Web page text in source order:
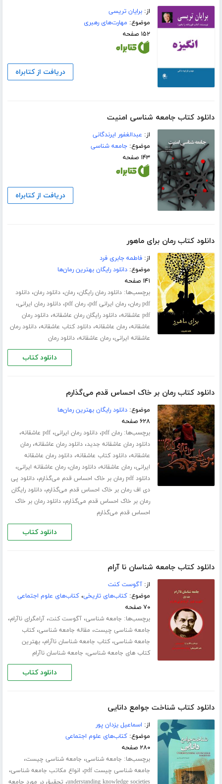
از:برایان تریسی
موضوع: مهارت‌های رهبری
۱۵۲ صفحه
دریافت از کتابراه
دانلود کتاب جامعه شناسی امنیت
از: عبدالغفور ایرندگانی
موضوع:جامعه شناسی
۱۴۳ صفحه
دریافت از کتابراه
دانلود کتاب رمان برای ماهور
از:فاطمه جابری فرد
موضوع:دانلود رایگان بهترین رمان‌ها
۱۴۱ صفحه
برچسب‌ها:دانلود رمان رایگان،رمان،دانلود رمان،دانلود
pdf رمان
،رمان ایرانی pdf ،رمان pdf ،دانلود رمان ایرانی،
pdf عاشقانه ،دانلود رایگان رمان عاشقانه،دانلود رمان
عاشقانه،رمان عاشقانه،دانلود کتاب عاشقانه،دانلود رمان
عاشقانه ایرانی،رمان عاشقانه،دانلود رمان
دانلود کتاب
دانلود کتاب رمان بر خاک احساس قدم می‌گذارم
موضوع:دانلود رایگان بهترین رمان‌ها
۶۲۸ صفحه
برچسب‌ها:رمان pdf ،دانلود رمان ایرانی،pdf عاشقانه ،
دانلود رمان عاشقانه جدید،دانلود رمان عاشقانه،رمان
عاشقانه،دانلود کتاب عاشقانه،دانلود رمان عاشقانه
ایرانی،رمان عاشقانه،دانلود رمان،رمان عاشقانه ایرانی،
دانلود pdf رمان بر خاک احساس قدم می‌گذارم ،دانلود پی
دی اف رمان بر خاک احساس قدم می‌گذارم،دانلود رایگان
رمان بر خاک احساس قدم می‌گذارم،دانلود رمان بر خاک
احساس قدم می‌گذارم
دانلود کتاب
دانلود کتاب جامعه شناسان نا آرام
از:آگوست کنت
موضوع:کتاب‌های تاریخی،کتاب‌های علوم اجتماعی
۷۰ صفحه
برچسب‌ها: جامعه شناسی،آگوست کنت،آرامگرای ناآرام،
جامعه شناسی چیست، مقاله جامعه شناسی،کتاب
جامعه شناسی،کتاب جامعه شناسان ناآرام،بهترین
کتاب های جامعه شناسی، جامعه شناسان ناآرام
دانلود کتاب
دانلود کتاب شناخت جوامع دانایی
از: اسماعیل یزدان پور
موضوع:کتاب‌های علوم اجتماعی
۲۸۰ صفحه
برچسب‌ها: جامعه شناسی، جامعه شناسی چیست،
جامعه شناسی چیست pdf ، انواع مکاتب جامعه شناسی،
understanding knowledge societies، تحقیق در مورد جامعه